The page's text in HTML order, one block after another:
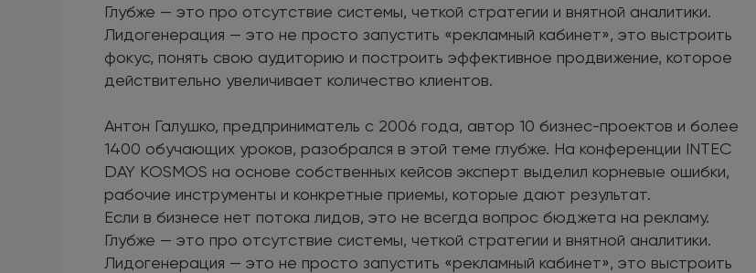
Глубже — это про отсутствие системы, четкой стратегии и внятной аналитики.
Лидогенерация — это не просто запустить «рекламный кабинет», это выстроить
фокус, понять свою аудиторию и построить эффективное продвижение, которое
действительно увеличивает количество клиентов.
Антон Галушко, предприниматель с 2006 года, автор 10 бизнес-проектов и более
1400 обучающих уроков, разобрался в этой теме глубже. На конференции INTEC
DAY KOSMOS на основе собственных кейсов эксперт выделил корневые ошибки,
рабочие инструменты и конкретные приемы, которые дают результат.
Если в бизнесе нет потока лидов, это не всегда вопрос бюджета на рекламу.
Глубже — это про отсутствие системы, четкой стратегии и внятной аналитики.
Лидогенерация — это не просто запустить «рекламный кабинет», это выстроить